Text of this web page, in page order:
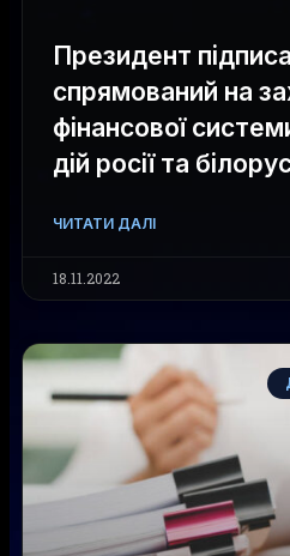
Президент
спрямований на
фінансової
дій росії та
ЧИТАТИ ДАЛІ
18.11.2022